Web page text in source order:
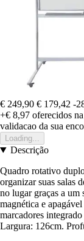
€ 249,90 € 179,42 -
+€ 8,97 oferecidos
validacao da sua
Loading...
Descrição
Quadro rotativo
organizar suas salas
no lugar graças a um
magnética e
marcadores
Largura: 126cm.